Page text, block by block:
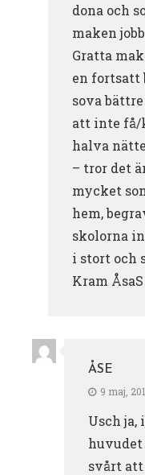
dona och
maken
Gratta
en fortsatt
sova
att inte få/
halva
– tror det
mycket
hem,
skolorna
i stort och
Kram ÅsaS
ÅSE
9 maj,
Usch ja,
svårt att